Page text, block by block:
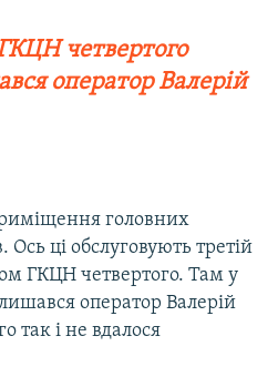
четвертого
оператор Валерій
головних
Ось ці обслуговують третій
ГКЦН четвертого. Там у
оператор Валерій
так і не вдалося